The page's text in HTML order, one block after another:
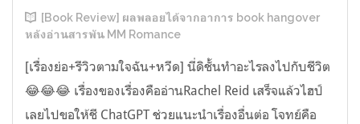
[Book Review] ผลพลอยได้จากอาการ book hangover
หลังอ่านสารพัน MM Romance
[เรื่องย่อ+รีวิวตามใจฉัน+หวีด] นี่ดิชั้นทำอะไรลงไปกับชีวิต
😂😂😂 เรื่องของเรื่องคืออ่านRachel Reid เสร็จแล้วไฮป์
เลยไปขอให้ชี ChatGPT ช่วยแนะนำเรื่องอื่นต่อ โจทย์คือ